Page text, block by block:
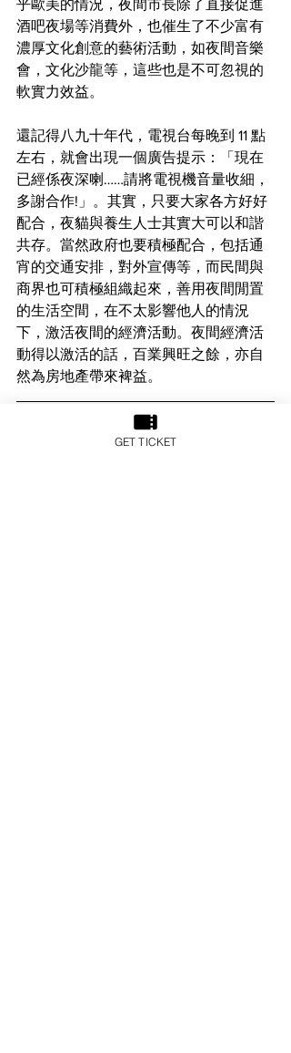
乎歐美的情況，夜間市長除了直接促進
酒吧夜場等消費外，也催生了不少富有
濃厚文化創意的藝術活動，如夜間音樂
會，文化沙龍等，這些也是不可忽視的
軟實力效益。
還記得八九十年代，電視台每晚到 11 點
左右，就會出現一個廣告提示：「現在
已經係夜深喇……請將電視機音量收細，
多謝合作!」。其實，只要大家各方好好
配合，夜貓與養生人士其實大可以和諧
共存。當然政府也要積極配合，包括通
宵的交通安排，對外宣傳等，而民間與
商界也可積極組織起來，善用夜間閒置
的生活空間，在不太影響他人的情況
下，激活夜間的經濟活動。夜間經濟活
動得以激活的話，百業興旺之餘，亦自
然為房地產帶來裨益。
Leo Lo 盧銘恩
GET TICKET